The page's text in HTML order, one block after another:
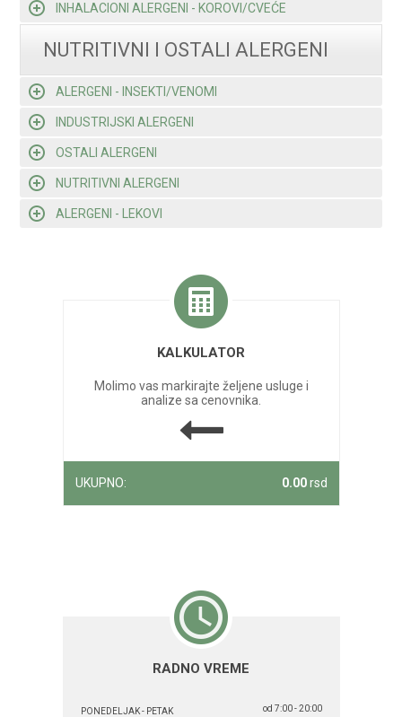
INHALACIONI ALERGENI - KOROVI/CVEĆE
NUTRITIVNI I OSTALI ALERGENI
ALERGENI - INSEKTI/VENOMI
INDUSTRIJSKI ALERGENI
OSTALI ALERGENI
NUTRITIVNI ALERGENI
ALERGENI - LEKOVI
KALKULATOR
Molimo vas markirajte željene usluge i
analize sa cenovnika.
UKUPNO: 0.00rsd
RADNO VREME
PONEDELJAK - PETAK od 7:00 - 20:00